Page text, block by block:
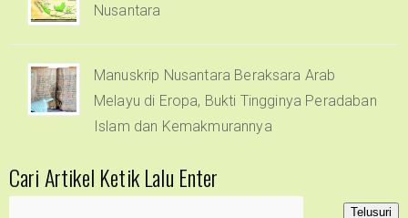
Nusantara
Manuskrip Nusantara Beraksara Arab
Melayu di Eropa, Bukti Tingginya Peradaban
Islam dan Kemakmurannya
Cari Artikel Ketik Lalu Enter